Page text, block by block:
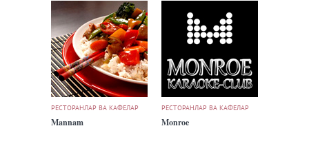
РЕСТОРАНЛАР ВА КАФЕЛАР
Mannam
РЕСТОРАНЛАР ВА КАФЕЛАР
Monroe